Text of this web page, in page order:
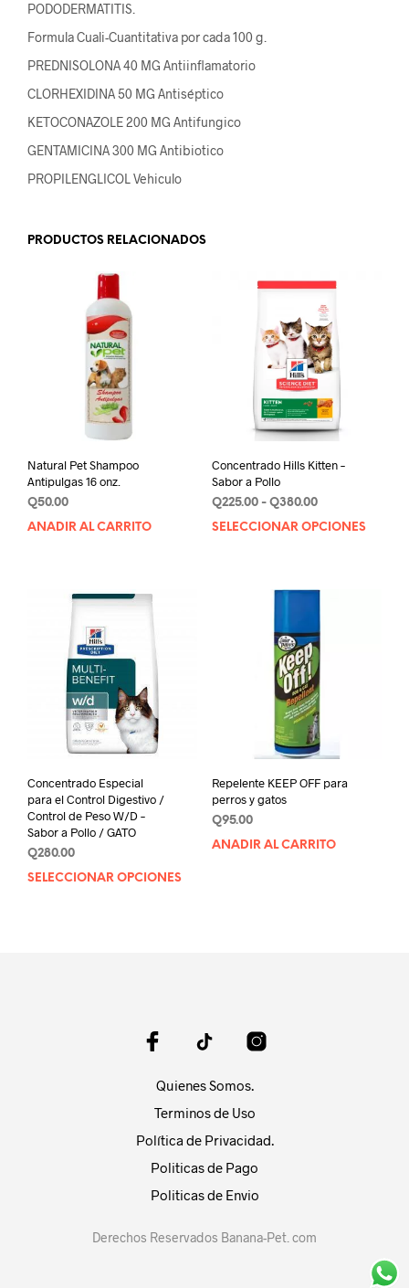
PODODERMATITIS.
Formula Cuali-Cuantitativa por cada 100 g.
PREDNISOLONA 40 MG Antiinflamatorio
CLORHEXIDINA 50 MG Antiséptico
KETOCONAZOLE 200 MG Antifungico
GENTAMICINA 300 MG Antibiotico
PROPILENGLICOL Vehiculo
PRODUCTOS RELACIONADOS
Natural Pet Shampoo
Antipulgas 16 onz.
Q50.00
AÑADIR AL CARRITO
Concentrado Hills Kitten –
Sabor a Pollo
Q225.00 - Q380.00Rango
de
hasta
SELECCIONAR OPCIONES
Concentrado Especial
para el Control Digestivo /
Control de Peso W/D –
Sabor a Pollo / GATO
Q280.00
SELECCIONAR OPCIONES
pueden
elegir
la
página
producto
Repelente KEEP OFF para
perros y gatos
Q95.00
AÑADIR AL CARRITO
Quienes Somos.
Terminos de Uso
Política de Privacidad.
Politicas de Pago
Politicas de Envio
Derechos Reservados Banana-Pet. com